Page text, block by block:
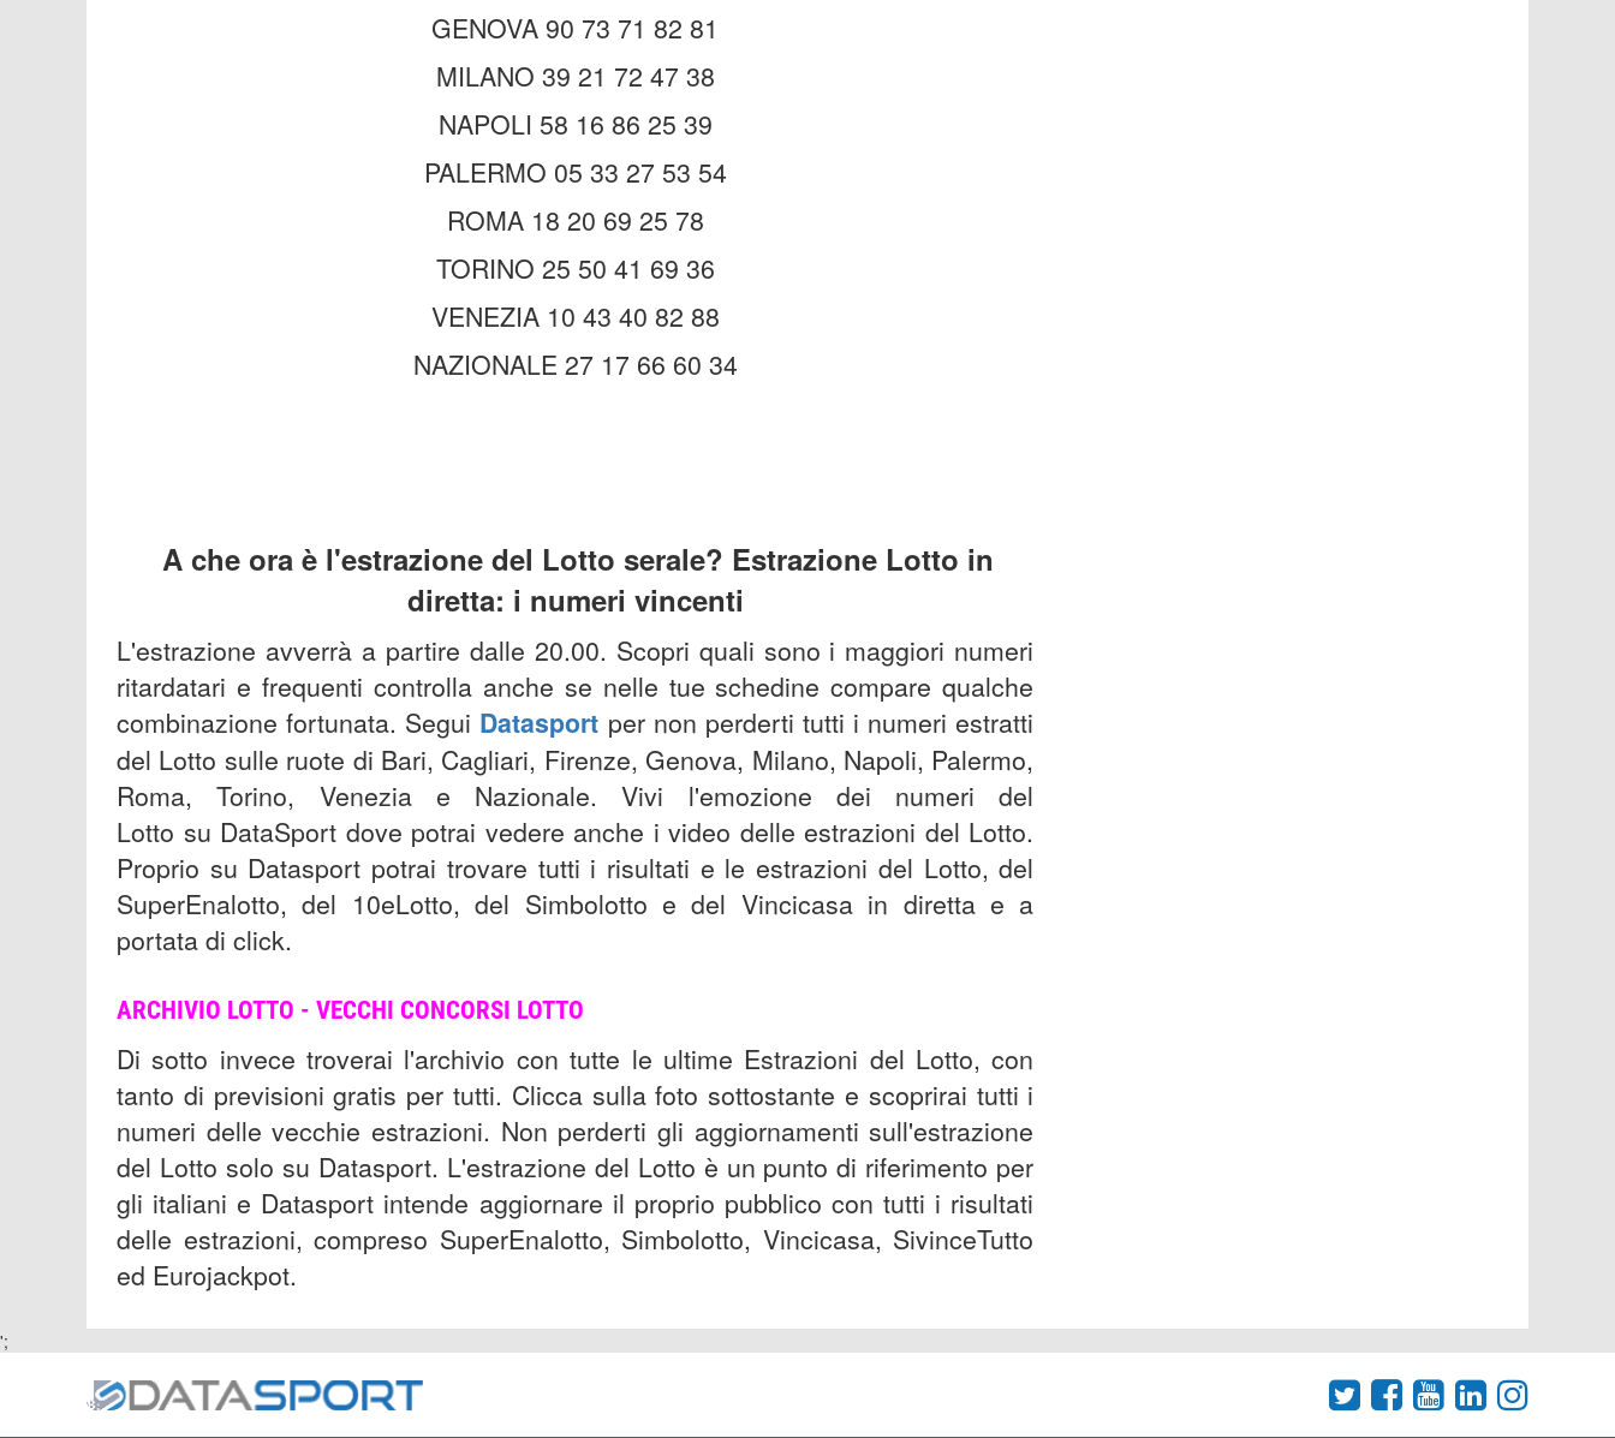
GENOVA 90 73 71 82 81
MILANO 39 21 72 47 38
NAPOLI 58 16 86 25 39
PALERMO 05 33 27 53 54
ROMA 18 20 69 25 78
TORINO 25 50 41 69 36
VENEZIA 10 43 40 82 88
NAZIONALE 27 17 66 60 34
A che ora è l'estrazione del Lotto serale? Estrazione Lotto in
diretta: i numeri vincenti
L'estrazione avverrà a partire dalle 20.00. Scopri quali sono i maggiori numeri
ritardatari e frequenti controlla anche se nelle tue schedine compare qualche
combinazione fortunata. Segui Datasport per non perderti tutti i numeri estratti
del Lotto sulle ruote di Bari, Cagliari, Firenze, Genova, Milano, Napoli, Palermo,
Roma, Torino, Venezia e Nazionale. Vivi l'emozione dei numeri del
Lotto su DataSport dove potrai vedere anche i video delle estrazioni del Lotto.
Proprio su Datasport potrai trovare tutti i risultati e le estrazioni del Lotto, del
SuperEnalotto, del 10eLotto, del Simbolotto e del Vincicasa in diretta e a
portata di click.
ARCHIVIO LOTTO - VECCHI CONCORSI LOTTO
Di sotto invece troverai l'archivio con tutte le ultime Estrazioni del Lotto, con
tanto di previsioni gratis per tutti. Clicca sulla foto sottostante e scoprirai tutti i
numeri delle vecchie estrazioni. Non perderti gli aggiornamenti sull'estrazione
del Lotto solo su Datasport. L'estrazione del Lotto è un punto di riferimento per
gli italiani e Datasport intende aggiornare il proprio pubblico con tutti i risultati
delle estrazioni, compreso SuperEnalotto, Simbolotto, Vincicasa, SivinceTutto
ed Eurojackpot.
';